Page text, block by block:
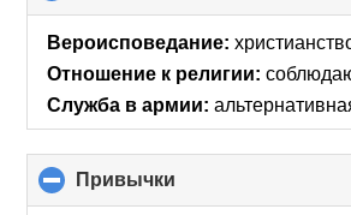
to
collapse
contents
Вероисповедание:
Отношение к религии:
Служба в армии:
Привычки
to